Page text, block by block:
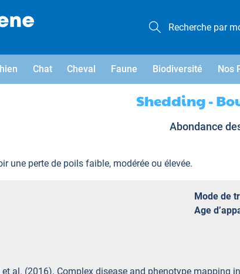
Chat Cheval Faune Biodiversité Nos
Shedding -
Abondance
une perte de poils faible, modérée ou élevée.
Mode de
Age
et al. (2016). Complex disease and phenotype mapping